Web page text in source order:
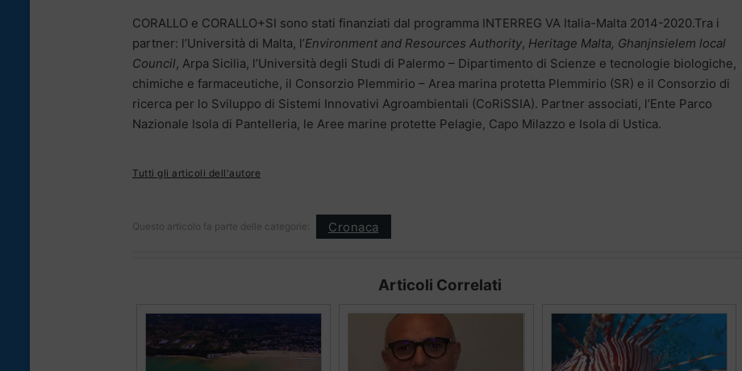
CORALLO e CORALLO+SI sono stati finanziati dal programma INTERREG VA Italia-Malta 2014-2020.Tra i
partner: l’Università di Malta, l’Environment and Resources Authority, Heritage Malta, Ghanjnsielem local
Council, Arpa Sicilia, l’Università degli Studi di Palermo – Dipartimento di Scienze e tecnologie biologiche,
chimiche e farmaceutiche, il Consorzio Plemmirio – Area marina protetta Plemmirio (SR) e il Consorzio di
ricerca per lo Sviluppo di Sistemi Innovativi Agroambientali (CoRiSSIA). Partner associati, l’Ente Parco
Nazionale Isola di Pantelleria, le Aree marine protette Pelagie, Capo Milazzo e Isola di Ustica.
Tutti gli articoli dell'autore
Questo articolo fa parte delle categorie: Cronaca
Articoli Correlati